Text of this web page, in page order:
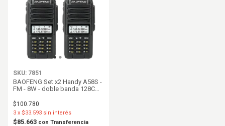
SKU: 7851
BAOFENG Set x2 Handy A58S -
FM - 8W - doble banda 128CH
$100.780
$85.663 con Transferencia
3 x $33.593 sin interés